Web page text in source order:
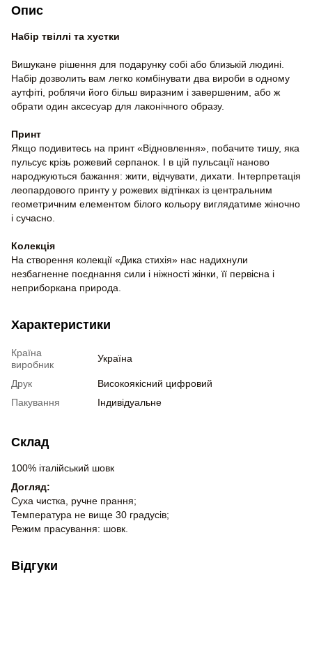
Опис
Набір твіллі та хустки
Вишукане рішення для подарунку собі або близькій людині.
Набір дозволить вам легко комбінувати два вироби в одному
аутфіті, роблячи його більш виразним і завершеним, або ж
обрати один аксесуар для лаконічного образу.
Принт
Якщо подивитесь на принт «Відновлення», побачите тишу, яка
пульсує крізь рожевий серпанок. І в цій пульсації наново
народжуються бажання: жити, відчувати, дихати. Інтерпретація
леопардового принту у рожевих відтінках із центральним
геометричним елементом білого кольору виглядатиме жіночно
і сучасно.
Колекція
На створення колекції «Дика стихія» нас надихнули
незбагненне поєднання сили і ніжності жінки, її первісна і
неприборкана природа.
Характеристики
Країна
виробник
Україна
Друк
Високоякісний цифровий
Пакування
Індивідуальне
Склад
100% італійський шовк
Догляд:
Суха чистка, ручне прання;
Температура не вище 30 градусів;
Режим прасування: шовк.
Відгуки